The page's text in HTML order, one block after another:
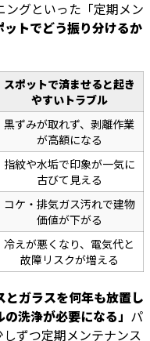
グといった「定期メン
ットでどう振り分けるか
スポットで済ませると起き
やすいトラブル
黒ずみが取れず、剥離作業
が高額になる
指紋や水垢で印象が一気に
古びて見える
コケ・排気ガス汚れで建物
価値が下がる
冷えが悪くなり、電気代と
故障リスクが増える
とガラスを何年も放置し
洗浄が必要になる」 パ
ずつ定期メンテナンス